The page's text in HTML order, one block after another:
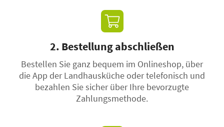
2. Bestellung abschließen
Bestellen Sie ganz bequem im Onlineshop, über
die App der Landhausküche oder telefonisch und
bezahlen Sie sicher über Ihre bevorzugte
Zahlungsmethode.